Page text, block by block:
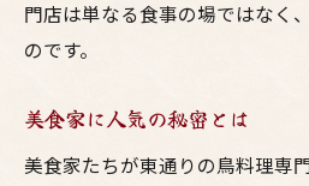
門店は単なる食事の場ではなく
のです。
美食家に人気の秘密とは
美食家たちが東通りの鳥料理専